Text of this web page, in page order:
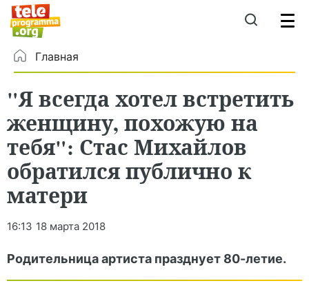
Главная
"Я всегда хотел встретить
женщину, похожую на
тебя": Стас Михайлов
обратился публично к
матери
16:13 18 марта 2018
Родительница артиста празднует 80-летие.